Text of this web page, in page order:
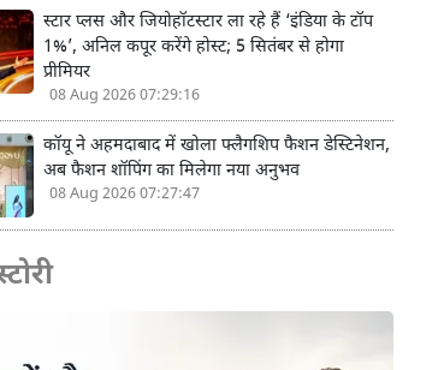
स्टार प्लस और जियोहॉटस्टार ला रहे हैं ‘इंडिया के टॉप
1%’, अनिल कपूर करेंगे होस्ट; 5 सितंबर से होगा
प्रीमियर
08 Aug 2026 07:29:16
कॉयू ने अहमदाबाद में खोला फ्लैगशिप फैशन डेस्टिनेशन,
अब फैशन शॉपिंग का मिलेगा नया अनुभव
08 Aug 2026 07:27:47